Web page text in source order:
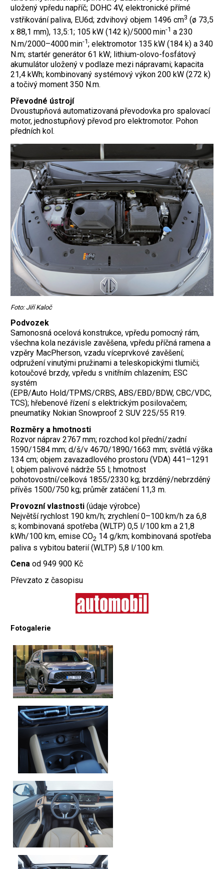
uložený vpředu napříč; DOHC 4V, elektronické přímé
vstřikování paliva, EU6d; zdvihový objem 1496 cm3 (ø 73,5
x 88,1 mm), 13,5:1; 105 kW (142 k)/5000 min-1 a 230
N.m/2000–4000 min-1; elektromotor 135 kW (184 k) a 340
N.m; startér generátor 61 kW; lithium-olovo-fosfátový
akumulátor uložený v podlaze mezi nápravami; kapacita
21,4 kWh; kombinovaný systémový výkon 200 kW (272 k)
a točivý moment 350 N.m.
Převodné ústrojí
Dvoustupňová automatizovaná převodovka pro spalovací
motor, ­jednostupňový převod pro elektromotor. Pohon
předních kol.
Foto: Jiří Kaloč
Podvozek
Samonosná ocelová konstrukce, vpředu pomocný rám,
všechna kola nezávisle zavěšena, vpředu příčná ramena a
vzpěry MacPherson, vzadu víceprvkové zavěšení;
odpružení vinutými pružinami a teleskopickými tlumiči;
kotoučové brzdy, vpředu s vnitřním chlazením; ESC
systém
(EPB/Auto Hold/TPMS/CRBS, ABS/EBD/BDW, CBC/VDC,
TCS); hřebenové řízení s elektrickým posilovačem;
pneumatiky Nokian Snowproof 2 SUV 225/55 R19.
Rozměry a hmotnosti
Rozvor náprav 2767 mm; rozchod kol přední/zadní
1590/1584 mm; d/š/v 4670/1890/1663 mm; světlá výška
134 cm; objem zavazadlového prostoru (VDA) 441–1291
l; objem palivové nádrže 55 l; hmotnost
pohotovostní/celková 1855/2330 kg; brzděný/nebrzděný
přívěs 1500/750 kg; průměr zatáčení 11,3 m.
Provozní vlastnosti (údaje výrobce)
Největší rychlost 190 km/h; zrychlení 0–100 km/h za 6,8
s; kombinovaná spotřeba (WLTP) 0,5 l/100 km a 21,8
kWh/100 km, emise CO2 14 g/km; kombinovaná spotřeba
paliva s vybitou baterií (WLTP) 5,8 l/100 km.
Cena od 949 900 Kč
Převzato z časopisu
Fotogalerie